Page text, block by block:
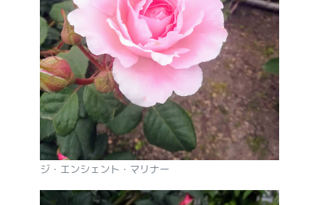
ジ・エンシェント・マリナー